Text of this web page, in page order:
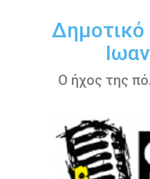
περιεχόμενο
Ο ήχος της